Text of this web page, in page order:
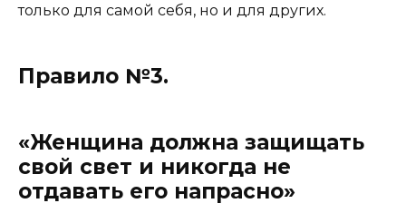
только для самой себя, но и для других.
Правило №3.
«Женщина должна защищать
свой свет и никогда не
отдавать его напрасно»